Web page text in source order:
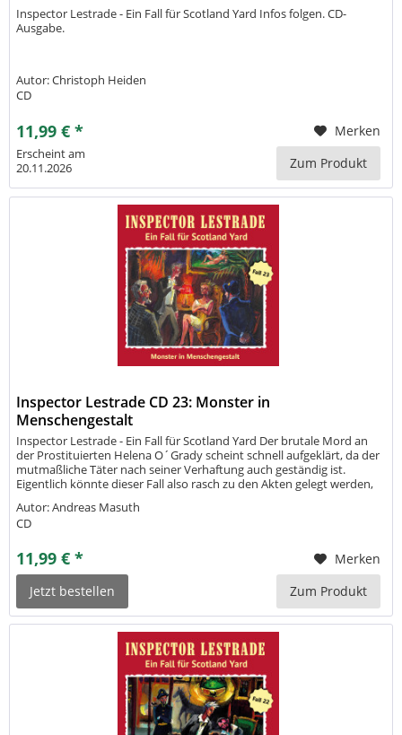
Inspector Lestrade - Ein Fall für Scotland Yard Infos folgen. CD-
Ausgabe.
Autor: Christoph Heiden
CD
11,99 € * Merken
Erscheint am
20.11.2026
Zum Produkt
Inspector Lestrade CD 23: Monster in
Menschengestalt
Inspector Lestrade - Ein Fall für Scotland Yard Der brutale Mord an
der Prostituierten Helena O´Grady scheint schnell aufgeklärt, da der
mutmaßliche Täter nach seiner Verhaftung auch geständig ist.
Eigentlich könnte dieser Fall also rasch zu den Akten gelegt werden,
Autor: Andreas Masuth
CD
11,99 € *
Merken
Jetzt bestellen
Zum Produkt